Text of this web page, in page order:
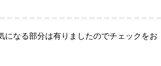
なる部分は有りましたのでチェックをお